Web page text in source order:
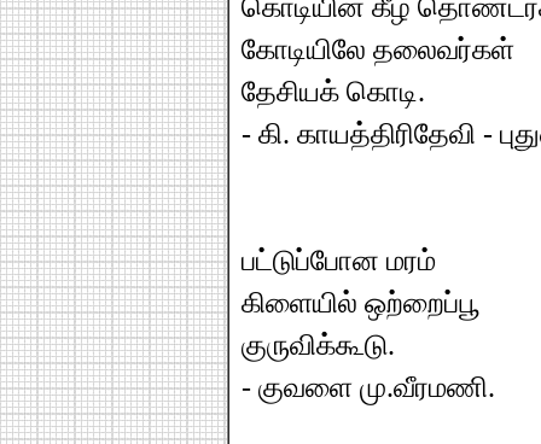
கொடியின் கீழ்
கோடியிலே தலைவர்கள்
தேசியக் கொடி.
- கி. காயத்திரிதேவி -
பட்டுப்போன மரம்
கிளையில் ஒற்றைப்பூ
குருவிக்கூடு.
- குவளை மு.வீரமணி.